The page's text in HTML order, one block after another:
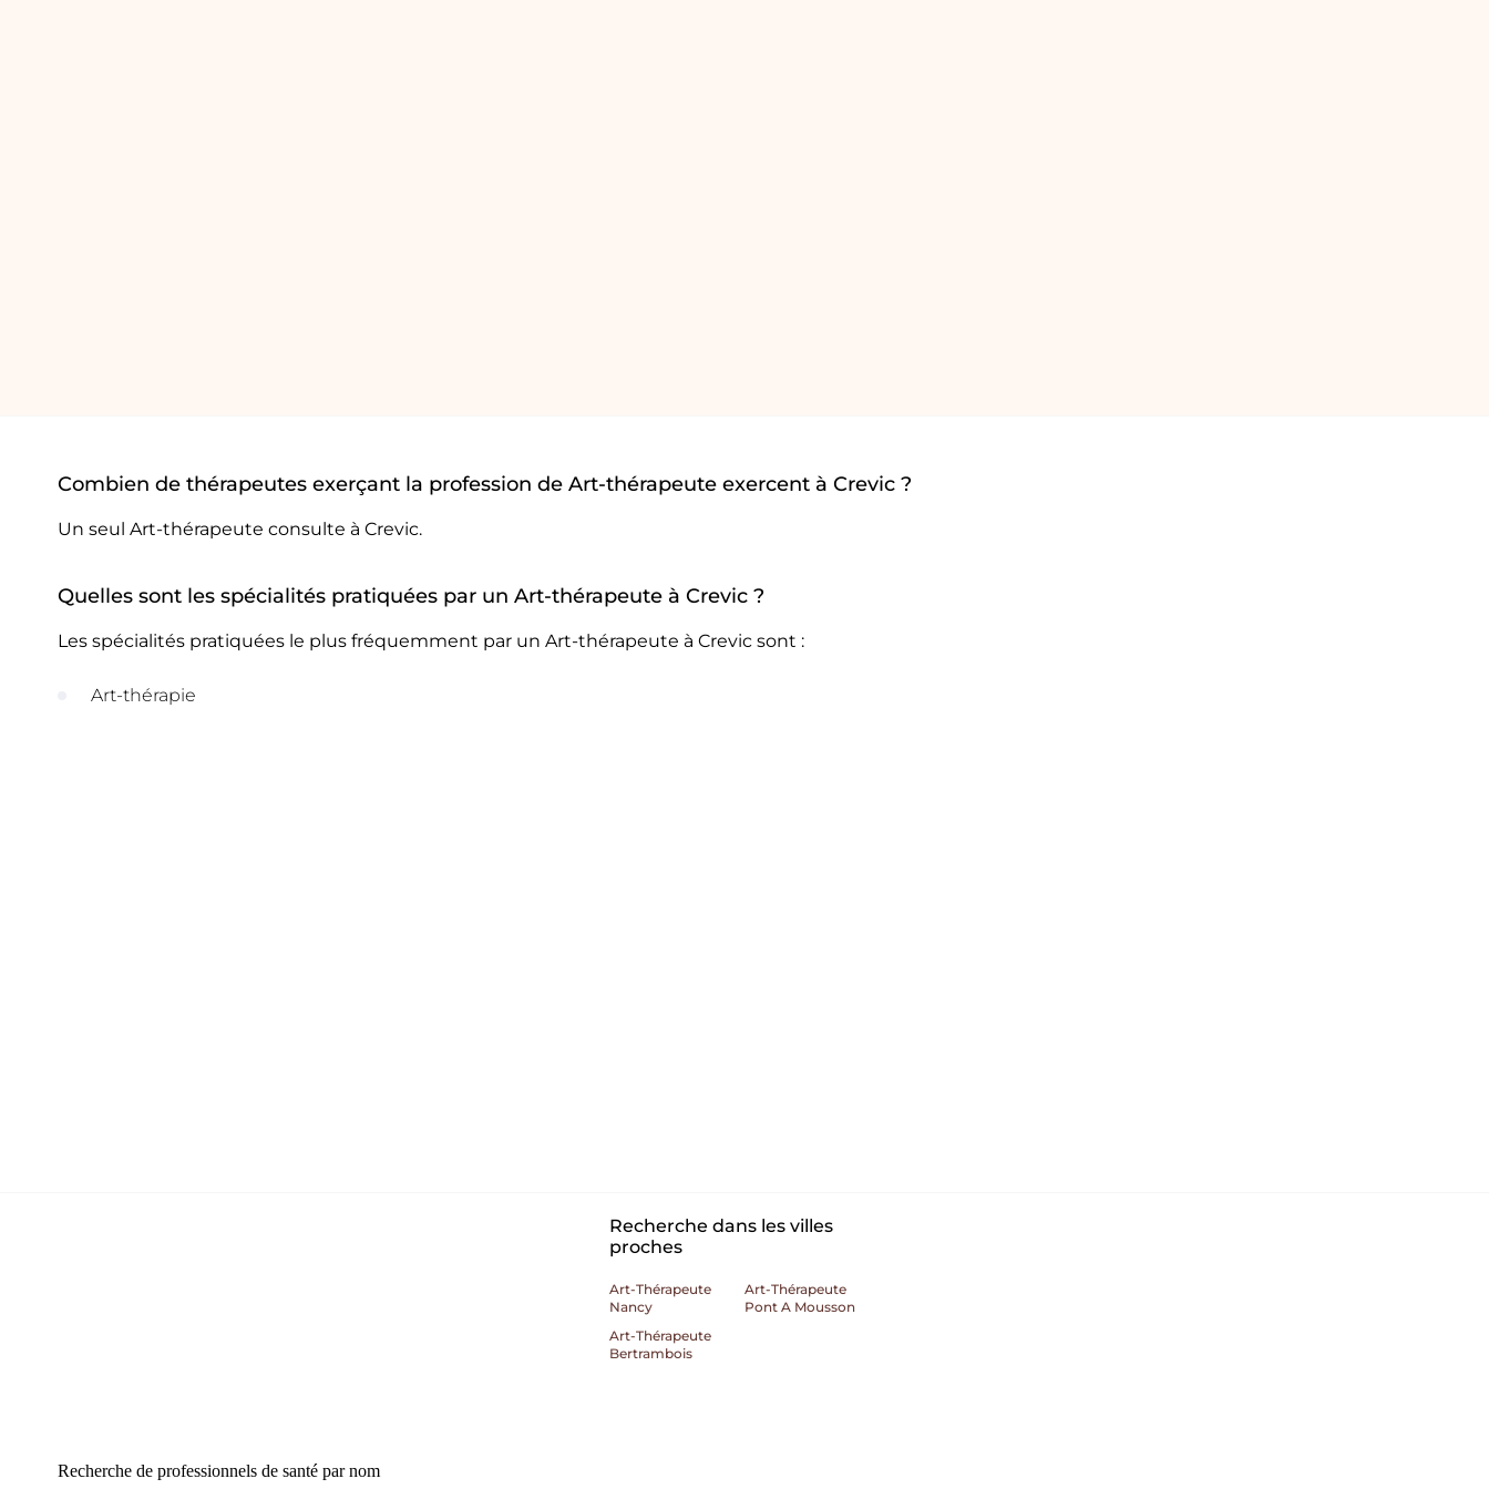
Combien de thérapeutes exerçant la profession de Art-thérapeute exercent à Crevic ?
Un seul Art-thérapeute consulte à Crevic.
Quelles sont les spécialités pratiquées par un Art-thérapeute à Crevic ?
Les spécialités pratiquées le plus fréquemment par un Art-thérapeute à Crevic sont :
Art-thérapie
Recherche dans les villes
proches
Art-Thérapeute
Nancy
Art-Thérapeute
Pont A Mousson
Art-Thérapeute
Bertrambois
Recherche de professionnels de santé par nom